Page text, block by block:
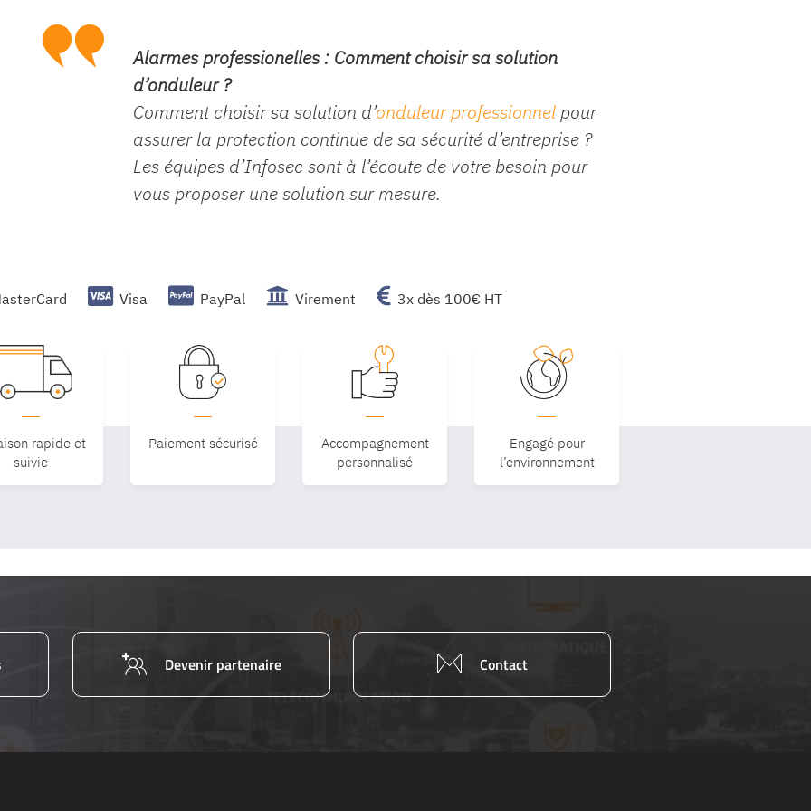
Alarmes professionelles : Comment choisir sa solution
d’onduleur ?
Comment choisir sa solution d’onduleur professionnel pour
assurer la protection continue de sa sécurité d’entreprise ?
Les équipes d’Infosec sont à l’écoute de votre besoin pour
vous proposer une solution sur mesure.
Visa PayPal Virement 3x dès 100€ HT
rapide et
suivie
Paiement sécurisé
Accompagnement
personnalisé
Engagé pour
l’environnement
Devenir partenaire Contact